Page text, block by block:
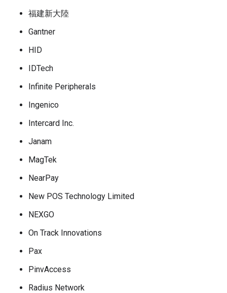
福建新大陸
Gantner
HID
IDTech
Infinite Peripherals
Ingenico
Intercard Inc.
Janam
MagTek
NearPay
New POS Technology Limited
NEXGO
On Track Innovations
Pax
PinvAccess
Radius Network